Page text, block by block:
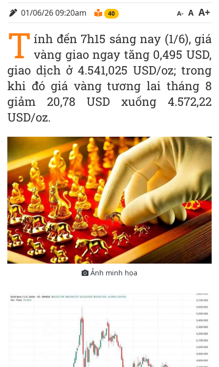
01/06/26 09:20am
40 A- A A+
T ính đến 7h15 sáng nay (1/6), giá
vàng giao ngay tăng 0,495 USD,
giao dịch ở 4.541,025 USD/oz; trong
khi đó giá vàng tương lai tháng 8
giảm 20,78 USD xuống 4.572,22
USD/oz.
Ảnh minh họa